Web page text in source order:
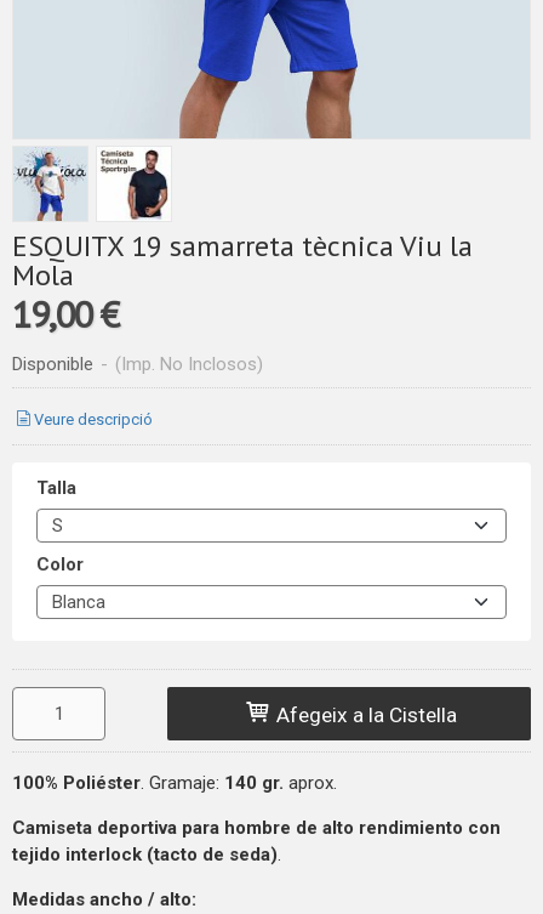
ESQUITX 19 samarreta tècnica Viu la
Mola
19,00 €
Disponible - (Imp. No Inclosos)
Veure descripció
Talla
Color
Afegeix a la Cistella
100% Poliéster. Gramaje: 140 gr. aprox.
Camiseta deportiva para hombre de alto rendimiento con
tejido interlock (tacto de seda).
Medidas ancho / alto: